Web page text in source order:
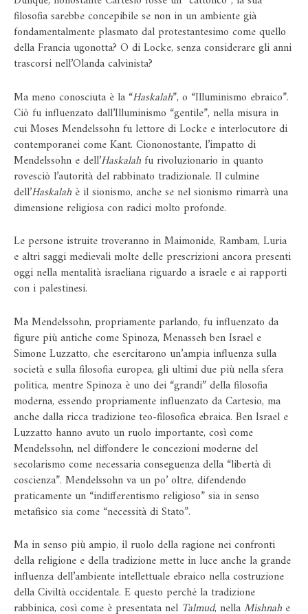
filosofia sarebbe concepibile se non in un ambiente già
fondamentalmente plasmato dal protestantesimo come quello
della Francia ugonotta? O di Locke, senza considerare gli anni
trascorsi nell’Olanda calvinista?
Ma meno conosciuta è la “Haskalah”, o “Illuminismo ebraico”.
Ciò fu influenzato dall’Illuminismo “gentile”, nella misura in
cui Moses Mendelssohn fu lettore di Locke e interlocutore di
contemporanei come Kant. Ciononostante, l’impatto di
Mendelssohn e dell’Haskalahfu rivoluzionario in quanto
rovesciò l’autorità del rabbinato tradizionale. Il culmine
dell’Haskalah è il sionismo, anche se nel sionismo rimarrà una
dimensione religiosa con radici molto profonde.
Le persone istruite troveranno in Maimonide, Rambam, Luria
e altri saggi medievali molte delle prescrizioni ancora presenti
oggi nella mentalità israeliana riguardo a israele e ai rapporti
con i palestinesi.
Ma Mendelssohn, propriamente parlando, fu influenzato da
figure più antiche come Spinoza, Menasseh ben Israel e
Simone Luzzatto, che esercitarono un’ampia influenza sulla
società e sulla filosofia europea, gli ultimi due più nella sfera
politica, mentre Spinoza è uno dei “grandi” della filosofia
moderna, essendo propriamente influenzato da Cartesio, ma
anche dalla ricca tradizione teo-filosofica ebraica. Ben Israel e
Luzzatto hanno avuto un ruolo importante, così come
Mendelssohn, nel diffondere le concezioni moderne del
secolarismo come necessaria conseguenza della “libertà di
coscienza”. Mendelssohn va un po’ oltre, difendendo
praticamente un “indifferentismo religioso” sia in senso
metafisico sia come “necessità di Stato”.
Ma in senso più ampio, il ruolo della ragione nei confronti
della religione e della tradizione mette in luce anche la grande
influenza dell’ambiente intellettuale ebraico nella costruzione
della Civiltà occidentale. E questo perché la tradizione
rabbinica, così come è presentata nel Talmud, nellaMishnah e